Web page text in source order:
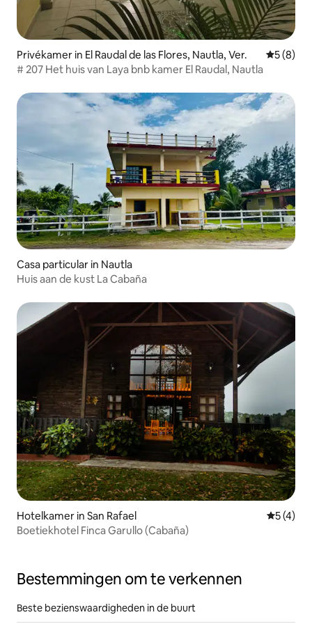
Privékamer in El Raudal de las Flores, Nautla, Ver.
5 (8)
# 207 Het huis van Laya bnb kamer El Raudal, Nautla
Casa particular in Nautla
Huis aan de kust La Cabaña
Hotelkamer in San Rafael
5 (4)
Boetiekhotel Finca Garullo (Cabaña)
Bestemmingen om te verkennen
Beste bezienswaardigheden in de buurt